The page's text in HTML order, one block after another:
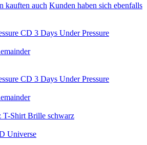
kauften auch Kunden haben sich ebenfalls
CD 3 Days Under Pressure
CD 3 Days Under Pressure
T-Shirt Brille schwarz
Universe